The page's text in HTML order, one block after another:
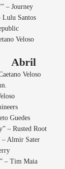
– Journey
Lulu Santos
Veloso
Abril
Veloso
Guedes
– Rusted Root
– Almir Sater
– Tim Maia